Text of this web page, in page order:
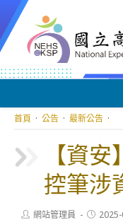
轉
至
要
容
【資
控筆涉
首頁 · 公告 · 最新公告 ·
Post網站管理員
Post